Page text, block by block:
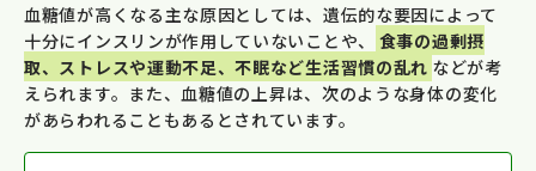
血糖値が高くなる主な原因としては、遺伝的な要因によって
十分にインスリンが作用していないことや、
食事の過剰摂
取、ストレスや運動不足、不眠など生活習慣の乱れ などが考
えられます。また、血糖値の上昇は、次のような身体の変化
があらわれることもあるとされています。